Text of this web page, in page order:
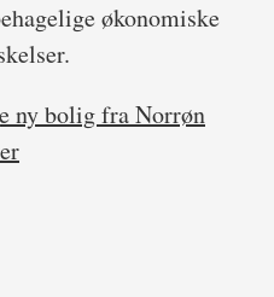
økonomiske
ny bolig fra Norrøn